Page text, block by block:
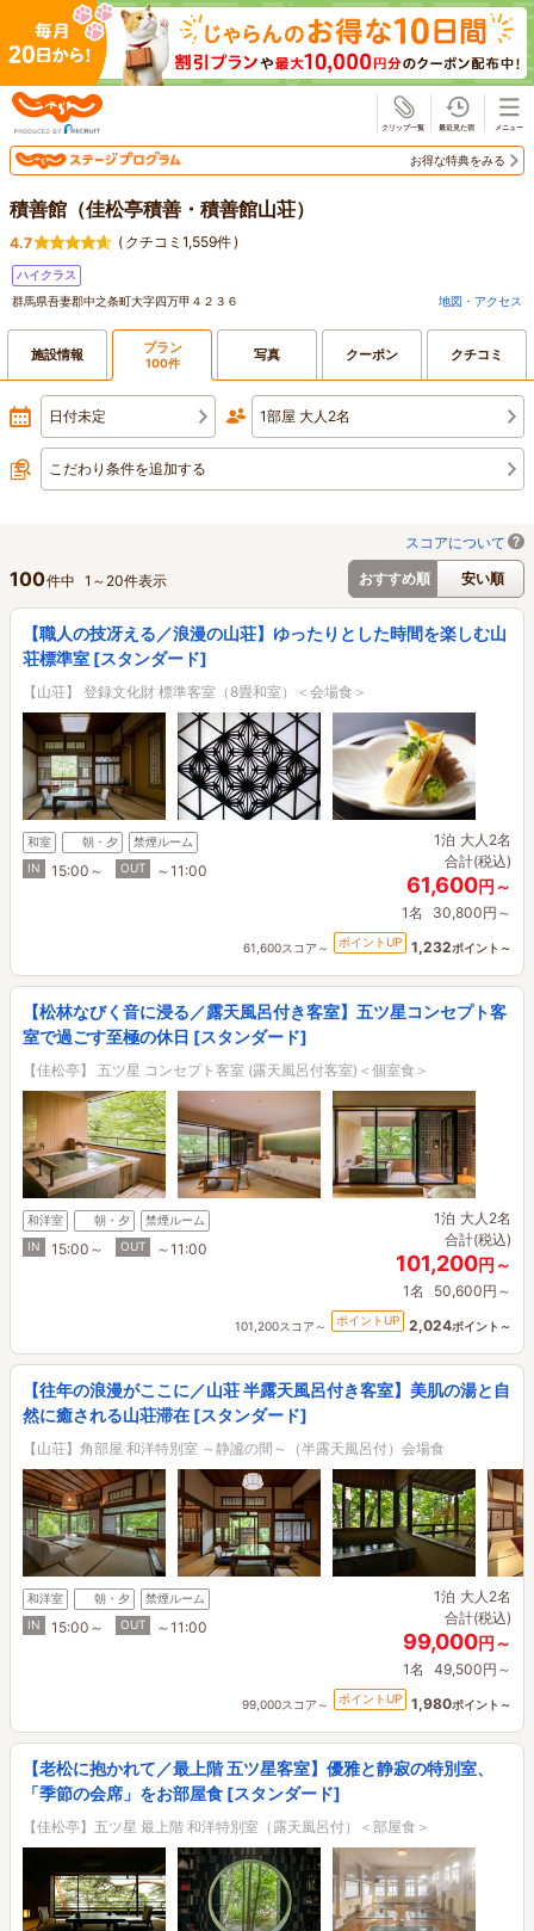
お得な特典をみる
積善館（佳松亭積善・積善館山荘）
4.7 ( クチコミ1,559件)
ハイクラス
群馬県吾妻郡中之条町大字四万甲４２３６
地図・アクセス
施設情報 プラン
100件 写真 クーポン クチコミ
日付未定 1部屋 大人2名
こだわり条件を追加する
スコアについて
おすすめ順
安い順
100件中 1 ～ 20件表示
【職人の技冴える／浪漫の山荘】ゆったりとした時間を楽しむ山
荘標準室 [スタンダード]
【山荘】 登録文化財 標準客室（8畳和室）＜会場食＞
和室 朝・夕
禁煙ルーム
IN
15:00～ OUT ～11:00
1泊 大人2名
合計(税込)
61,600円～
1名 30,800円～
61,600スコア～ ポイントUP 1,232ポイント～
【松林なびく音に浸る／露天風呂付き客室】五ツ星コンセプト客
室で過ごす至極の休日 [スタンダード]
【佳松亭】 五ツ星 コンセプト客室 (露天風呂付客室)＜個室食＞
和洋室 朝・夕
禁煙ルーム
IN
15:00～ OUT ～11:00
1泊 大人2名
合計(税込)
101,200円～
1名 50,600円～
101,200スコア～ ポイントUP 2,024ポイント～
【往年の浪漫がここに／山荘 半露天風呂付き客室】美肌の湯と自
然に癒される山荘滞在 [スタンダード]
【山荘】角部屋 和洋特別室 ～静謐の間～（半露天風呂付）会場食
和洋室 朝・夕
禁煙ルーム
IN
15:00～ OUT ～11:00
1泊 大人2名
合計(税込)
99,000円～
1名 49,500円～
99,000スコア～ ポイントUP 1,980ポイント～
【老松に抱かれて／最上階 五ツ星客室】優雅と静寂の特別室、
「季節の会席」をお部屋食 [スタンダード]
【佳松亭】五ツ星 最上階 和洋特別室（露天風呂付）＜部屋食＞